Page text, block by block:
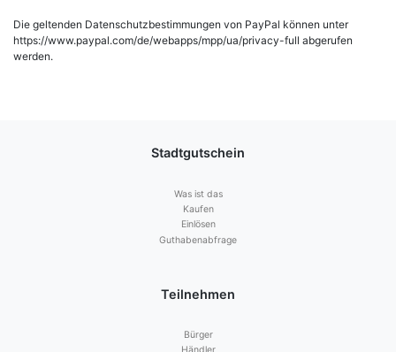
Die geltenden Datenschutzbestimmungen von PayPal können unter
https://www.paypal.com/de/webapps/mpp/ua/privacy-full abgerufen
werden.
Stadtgutschein
Was ist das
Kaufen
Einlösen
Guthabenabfrage
Teilnehmen
Bürger